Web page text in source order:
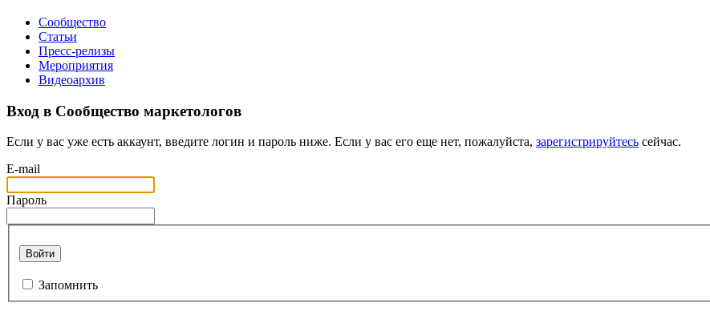
Сообщество
Статьи
Пресс-релизы
Мероприятия
Видеоархив
Вход в Сообщество маркетологов
Если у вас уже есть аккаунт, введите логин и пароль ниже. Если у вас его еще нет, пожалуйста, зарегистрируйтесь сейчас.
E-mail
Пароль
Войти
Запомнить